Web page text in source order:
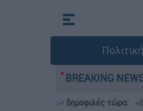
Πολιτική
BREAKING
Πόρτο Γερμανό μετά τη
δημοφιλές τώρα: